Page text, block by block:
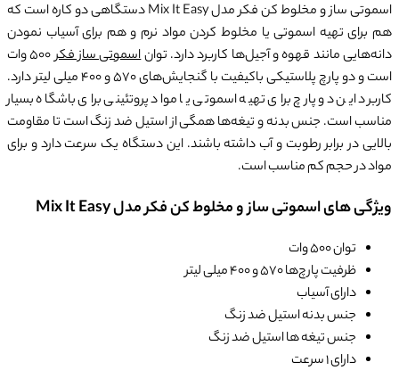
اسموتی ساز و مخلوط کن فکر مدل Mix It Easy دستگاهی دو کاره است که
هم برای تهیه اسموتی یا مخلوط کردن مواد نرم و هم برای آسیاب نمودن
دانه‌هایی مانند قهوه و آجیل‌ها کاربرد دارد. تواناسموتی ساز فکر
500 وات
است و دو پارچ پلاستیکی باکیفیت با گنجایش‌های 570 و 400 میلی لیتر دارد.
کاربرد این دو پارچ برای تهیه اسموتی یا مواد پروتئینی برای باشگاه بسیار
مناسب است. جنس بدنه و تیغه‌ها همگی از استیل ضد زنگ است تا مقاومت
بالایی در برابر رطوبت و آب داشته باشند. این دستگاه یک سرعت دارد و برای
مواد در حجم کم مناسب است.
ویژگی های اسموتی ساز و مخلوط کن فکر مدل Mix It Easy
توان 500 وات
ظرفیت پارچ‌ها 570 و 400 میلی لیتر
دارای آسیاب
جنس بدنه استیل ضد زنگ
جنس تیغه ها استیل ضد زنگ
دارای 1 سرعت